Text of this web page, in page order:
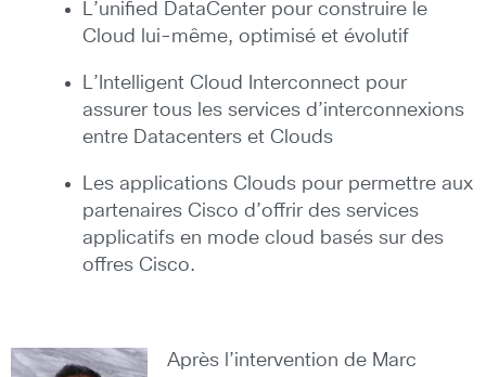
L’unified DataCenter pour construire le
Cloud lui-même, optimisé et évolutif
L’Intelligent Cloud Interconnect pour
assurer tous les services d’interconnexions
entre Datacenters et Clouds
Les applications Clouds pour permettre aux
partenaires Cisco d’offrir des services
applicatifs en mode cloud basés sur des
offres Cisco.
Après l’intervention de Marc